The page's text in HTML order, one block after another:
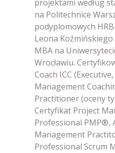
projektami według
na Politechnice
podyplomowych
Leona
MBA na
Wrocławiu.
Coach ICC
Management
Practitioner (oceny
Certyfikat Project
Professional PMP®,
Management
Professional Scrum